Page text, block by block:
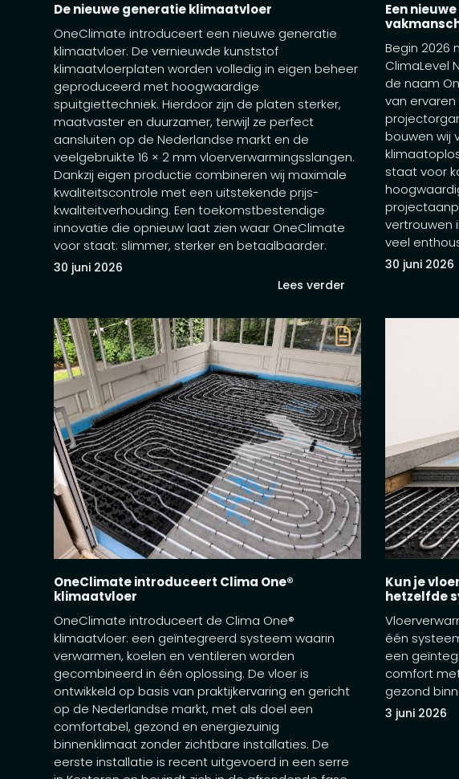
De nieuwe generatie klimaatvloer
OneClimate introduceert een nieuwe generatie
klimaatvloer. De vernieuwde kunststof
klimaatvloerplaten worden volledig in eigen beheer
geproduceerd met hoogwaardige
spuitgiettechniek. Hierdoor zijn de platen sterker,
maatvaster en duurzamer, terwijl ze perfect
aansluiten op de Nederlandse markt en de
veelgebruikte 16 × 2 mm vloerverwarmingsslangen.
Dankzij eigen productie combineren wij maximale
kwaliteitscontrole met een uitstekende prijs-
kwaliteitverhouding. Een toekomstbestendige
innovatie die opnieuw laat zien waar OneClimate
voor staat: slimmer, sterker en betaalbaarder.
30 juni 2026
Lees verder
Een
Begin 2026
ClimaLevel
de naam
van
bouwen wij
staat voor
vertrouwen
veel
30 juni 2026
OneClimate introduceert Clima One®
klimaatvloer
OneClimate introduceert de Clima One®
klimaatvloer: een geïntegreerd systeem waarin
verwarmen, koelen en ventileren worden
gecombineerd in één oplossing. De vloer is
ontwikkeld op basis van praktijkervaring en gericht
op de Nederlandse markt, met als doel een
comfortabel, gezond en energiezuinig
binnenklimaat zonder zichtbare installaties. De
eerste installatie is recent uitgevoerd in een serre
Kun je
hetzelfde
één
een
comfort
gezond
3 juni 2026